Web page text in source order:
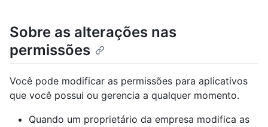
Sobre as alterações nas
permissões
Você pode modificar as permissões para aplicativos
que você possui ou gerencia a qualquer momento.
Quando um proprietário da empresa modifica as